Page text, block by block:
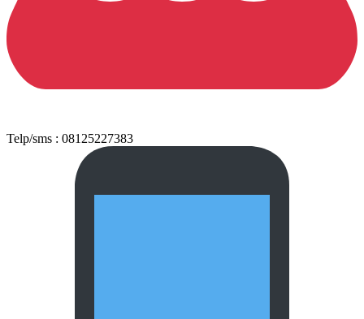
Telp/sms : 08125227383